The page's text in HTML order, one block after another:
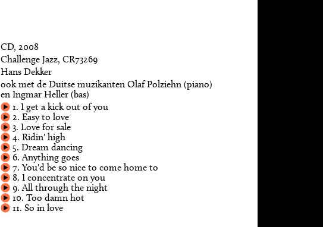
CD, 2008
Challenge Jazz, CR73269
Hans Dekker
ook met de Duitse muzikanten Olaf Polziehn (piano)
en Ingmar Heller (bas)
1. I get a kick out of you
2. Easy to love
3. Love for sale
4. Ridin' high
5. Dream dancing
6. Anything goes
7. You'd be so nice to come home to
8. I concentrate on you
9. All through the night
10. Too damn hot
11. So in love